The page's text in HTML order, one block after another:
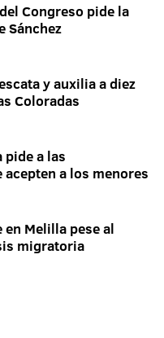
Congreso pide la
Sánchez
y auxilia a diez
Coloradas
pide a las
a los menores
Melilla pese al
migratoria